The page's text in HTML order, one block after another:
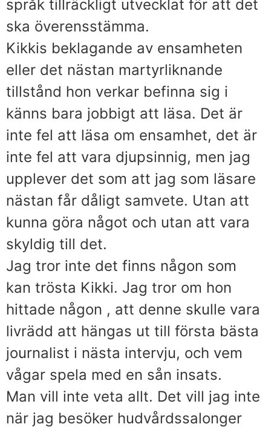
språk tillräckligt utvecklat för att det
ska överensstämma.
Kikkis beklagande av ensamheten
eller det nästan martyrliknande
tillstånd hon verkar befinna sig i
känns bara jobbigt att läsa. Det är
inte fel att läsa om ensamhet, det är
inte fel att vara djupsinnig, men jag
upplever det som att jag som läsare
nästan får dåligt samvete. Utan att
kunna göra något och utan att vara
skyldig till det.
Jag tror inte det finns någon som
kan trösta Kikki. Jag tror om hon
hittade någon , att denne skulle vara
livrädd att hängas ut till första bästa
journalist i nästa intervju, och vem
vågar spela med en sån insats.
Man vill inte veta allt. Det vill jag inte
när jag besöker hudvårdssalonger